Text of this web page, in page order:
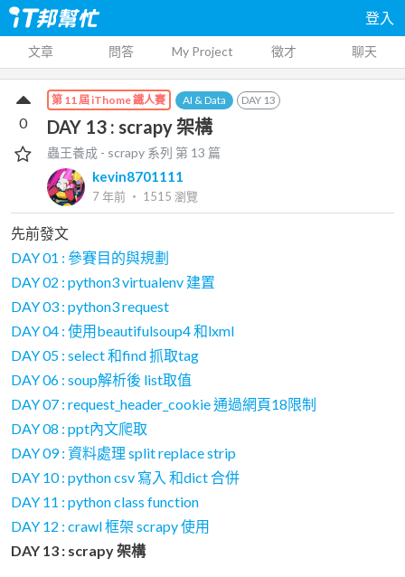
登入
文章 問答 My Project 徵才 聊天
第 11 屆 iThome 鐵人賽 AI & Data DAY 13
DAY 13 : scrapy 架構
蟲王養成 - scrapy 系列 第 13 篇
kevin8701111
7 年前 ‧ 1515 瀏覽
0
先前發文
DAY 01 : 參賽目的與規劃
DAY 02 : python3 virtualenv 建置
DAY 03 : python3 request
DAY 04 : 使用beautifulsoup4 和lxml
DAY 05 : select 和find 抓取tag
DAY 06 : soup解析後 list取值
DAY 07 : request_header_cookie 通過網頁18限制
DAY 08 : ppt內文爬取
DAY 09 : 資料處理 split replace strip
DAY 10 : python csv 寫入 和dict 合併
DAY 11 : python class function
DAY 12 : crawl 框架 scrapy 使用
DAY 13 : scrapy 架構